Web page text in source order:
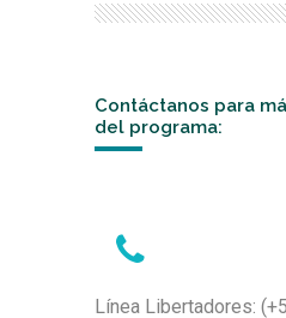
Contáctanos para
del programa:
Línea Libertadores: